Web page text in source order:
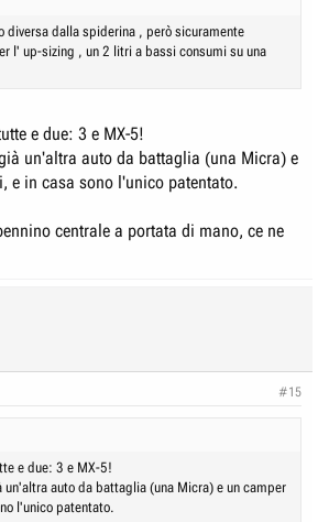
diversa dalla spiderina , però sicuramente
l' up-sizing , un 2 litri a bassi consumi su una
e due: 3 e MX-5!
un'altra auto da battaglia (una Micra) e
e in casa sono l'unico patentato.
centrale a portata di mano, ce ne
#15
e due: 3 e MX-5!
un'altra auto da battaglia (una Micra) e un camper
l'unico patentato.